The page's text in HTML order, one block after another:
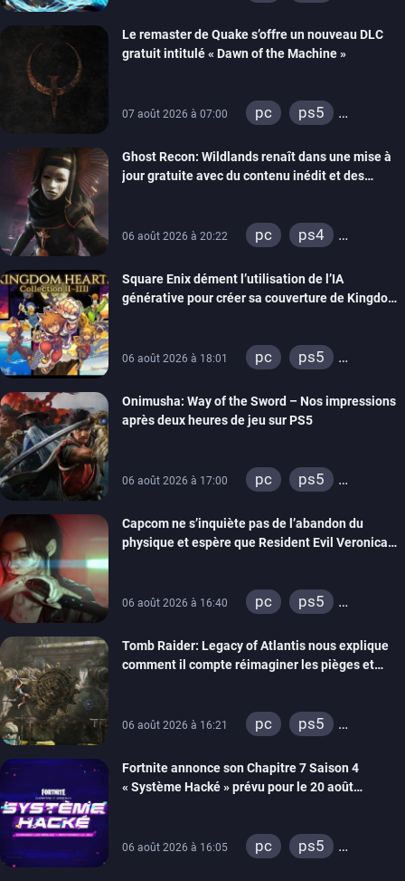
Le remaster de Quake s’offre un nouveau DLC
gratuit intitulé « Dawn of the Machine »
07 août 2026 à 07:00 pc
ps5
switch
ps4
xbox one
Ghost Recon: Wildlands renaît dans une mise à
jour gratuite avec du contenu inédit et des
06 août 2026 à 20:22 pc
ps4
Square Enix dément l’utilisation de l’IA
générative pour créer sa couverture de Kingdom
06 août 2026 à 18:01 pc
ps5
switch 2
Onimusha: Way of the Sword – Nos impressions
après deux heures de jeu sur PS5
06 août 2026 à 17:00 pc
ps5
switch 2
Capcom ne s’inquiète pas de l’abandon du
physique et espère que Resident Evil Veronica
06 août 2026 à 16:40 pc
ps5
switch 2
Tomb Raider: Legacy of Atlantis nous explique
comment il compte réimaginer les pièges et
06 août 2026 à 16:21 pc
ps5
switch 2
Fortnite annonce son Chapitre 7 Saison 4
« Système Hacké » prévu pour le 20 août
06 août 2026 à 16:05 pc
ps5